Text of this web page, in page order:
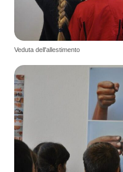
Veduta dell'allestimento